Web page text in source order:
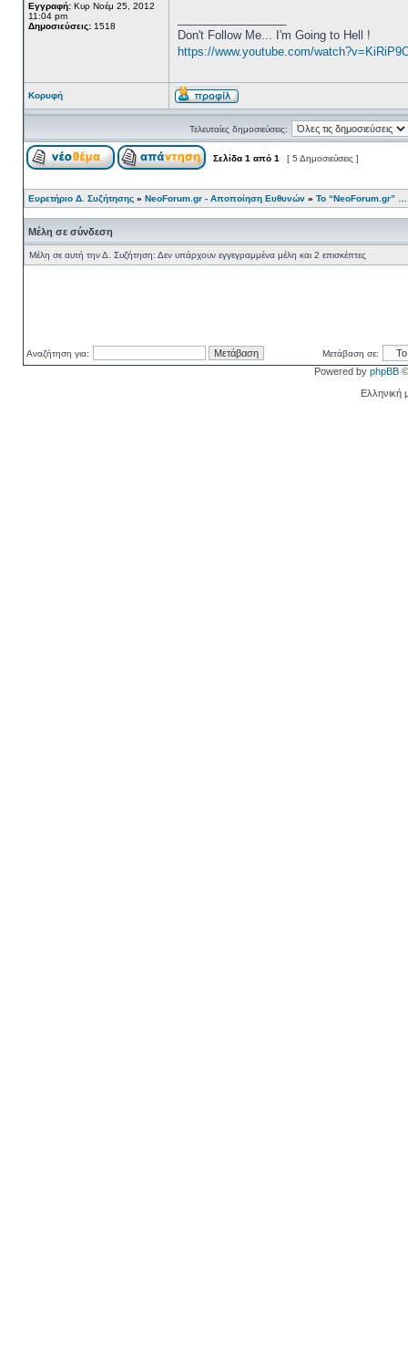
Εγγραφή: Κυρ Νοέμ 25, 2012
11:04 pm
Δημοσιεύσεις: 1518
Don't Follow Me... I'm Going to Hell !
https://www.youtube.com/
Κορυφή
Τελευταίες δημοσιεύσεις:
Σελίδα 1 από 1 [ 5 Δημοσιεύσεις ]
Ευρετήριο Δ. Συζήτησης » NeoForum.gr - Αποποίηση Ευθυνών » Το “NeoForum.gr”
Μέλη σε σύνδεση
Μέλη σε αυτή την Δ. Συζήτηση: Δεν υπάρχουν εγγεγραμμένα μέλη και 2 επισκέπτες
Αναζήτηση για: Μετάβαση σε:
Powered by phpBB
Ελληνική